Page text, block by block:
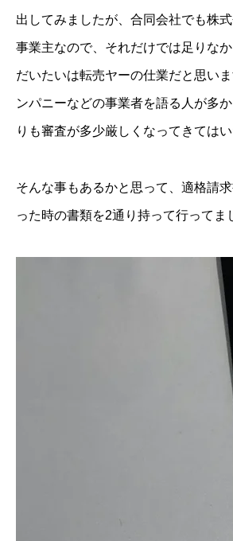
出してみましたが、合同会社でも株
事業主なので、それだけでは足りなか
だいたいは転売ヤーの仕業だと思い
ンパニーなどの事業者を語る人が多
りも審査が多少厳しくなってきてはい
そんな事もあるかと思って、適格請
った時の書類を2通り持って行ってま